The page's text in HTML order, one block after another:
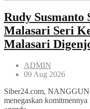
Rudy Susmanto
Malasari Seri
Malasari
ADMIN
09 Aug 2026
Siber24.com,
menegaskan